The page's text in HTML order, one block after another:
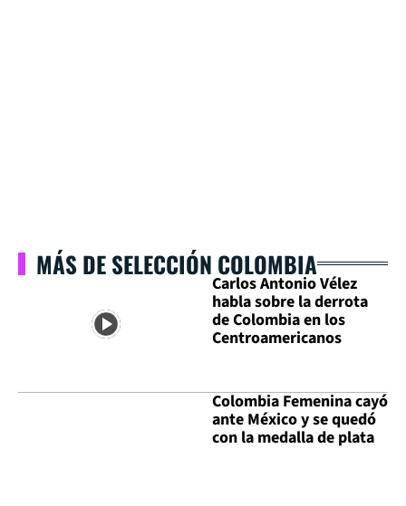
MÁS DE SELECCIÓN COLOMBIA
Carlos Antonio Vélez
habla sobre la derrota
de Colombia en los
Centroamericanos
Colombia Femenina cayó
ante México y se quedó
con la medalla de plata